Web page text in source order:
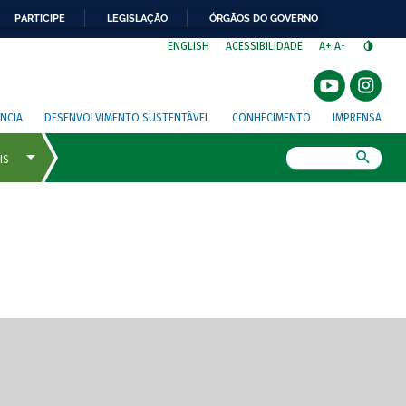
PARTICIPE LEGISLAÇÃO ÓRGÃOS DO GOVERNO
ENGLISH ACESSIBILIDADE A+ A-
DESENVOLVIMENTO SUSTENTÁVEL CONHECIMENTO IMPRENSA
de tela